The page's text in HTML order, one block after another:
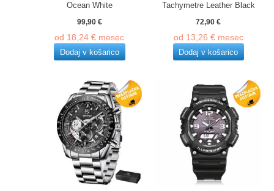
Ocean White
99,90 €
od 18,24€ mesec
Dodaj v košarico
Tachymetre Leather Black
72,90€
od 13,26 €mesec
Dodaj v košarico